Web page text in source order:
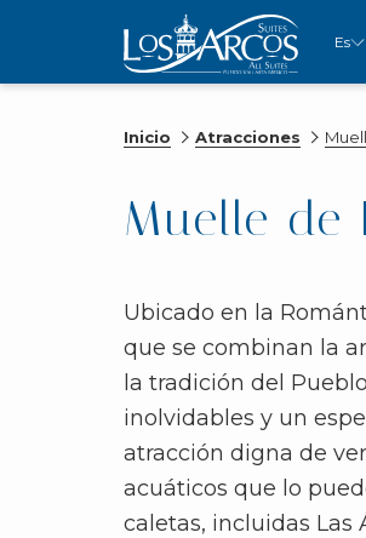
Es
Inicio Atracciones
Muelle de
Ubicado en la
que se combinan la
la tradición del
inolvidables y un
atracción digna de
acuáticos que lo
caletas, incluidas Las